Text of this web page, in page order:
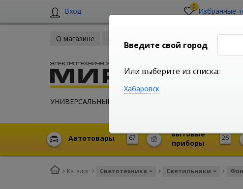
Вход 0 Избранные
О магазине
УНИВЕРСАЛЬНЫЙ ИНТЕРНЕТ МАГАЗИН
67
Автотовары 26
Бытовые
приборы
Каталог Светотехника Светильники
Введите свой город
Или выберите из списка:
Хабаровск